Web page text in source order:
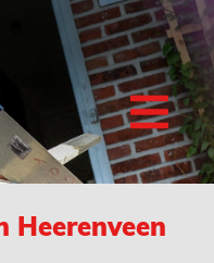
Heerenveen